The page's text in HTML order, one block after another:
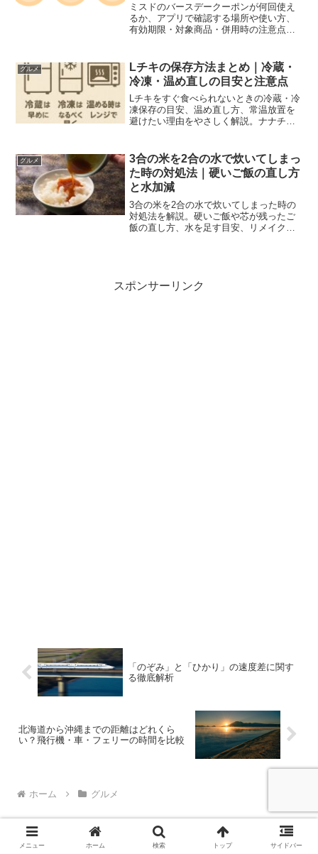
ミスドのバースデークーポンが何回使え
るか、アプリで確認する場所や使い方、
有効期限・対象商品・併用時の注意点を
グルメ
Lチキの保存方法まとめ｜冷蔵・
冷凍・温め直しの目安と注意点
Lチキをすぐ食べられないときの冷蔵・冷
凍保存の目安、温め直し方、常温放置を
避けたい理由をやさしく解説。ナナチキ
グルメ
3合の米を2合の水で炊いてしまっ
た時の対処法｜硬いご飯の直し方
と水加減
3合の米を2合の水で炊いてしまった時の
対処法を解説。硬いご飯や芯が残ったご
飯の直し方、水を足す目安、リメイク方
スポンサーリンク
「のぞみ」と「ひかり」の速度差に関す
る徹底解析
北海道から沖縄までの距離はどれくら
い？飛行機・車・フェリーの時間を比較
ホーム グルメ
メニュー ホーム 検索 トップ サイドバー